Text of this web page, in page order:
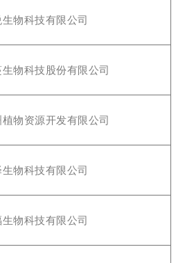
物科技有限公司
物科技股份有限公司
物资源开发有限公司
物科技有限公司
物科技有限公司